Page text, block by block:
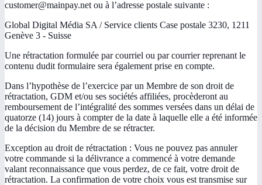
customer@mainpay.net ou à l’adresse postale suivante :
Global Digital Média SA / Service clients Case postale 3230, 1211
Genève 3 - Suisse
Une rétractation formulée par courriel ou par courrier reprenant le
contenu dudit formulaire sera également prise en compte.
Dans l’hypothèse de l’exercice par un Membre de son droit de
rétractation, GDM et/ou ses sociétés affiliées, procèderont au
remboursement de l’intégralité des sommes versées dans un délai de
quatorze (14) jours à compter de la date à laquelle elle a été informée
de la décision du Membre de se rétracter.
Exception au droit de rétractation : Vous ne pouvez pas annuler
votre commande si la délivrance a commencé à votre demande
valant reconnaissance que vous perdez, de ce fait, votre droit de
rétractation. La confirmation de votre choix vous est transmise sur